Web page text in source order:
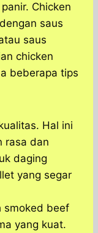
Chicken
saus
saus
chicken
beberapa tips
Hal ini
rasa dan
daging
yang segar
smoked beef
yang kuat.